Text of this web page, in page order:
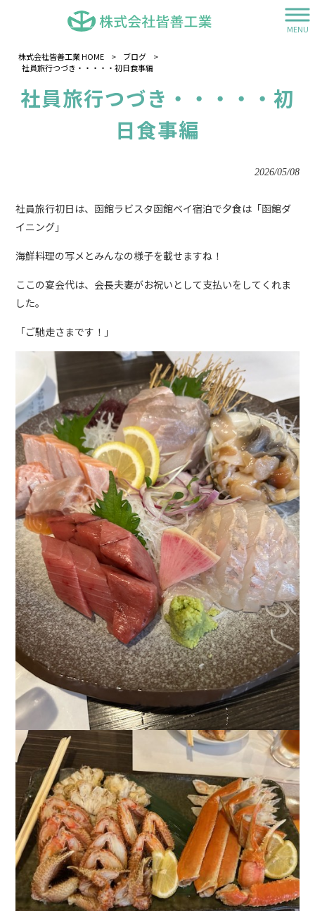
MENU
株式会社皆善工業 HOME > ブログ
>
社員旅行つづき・・・・・初日食事編
社員旅行つづき・・・・・初
日食事編
2026/05/08
社員旅行初日は、函館ラビスタ函館ベイ宿泊で夕食は「函館ダ
イニング」
海鮮料理の写メとみんなの様子を載せますね！
ここの宴会代は、会長夫妻がお祝いとして支払いをしてくれま
した。
「ご馳走さまです！」